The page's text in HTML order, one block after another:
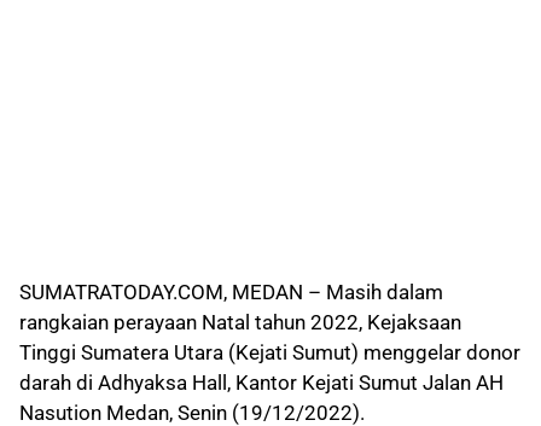
SUMATRATODAY.COM, MEDAN – Masih dalam
rangkaian perayaan Natal tahun 2022, Kejaksaan
Tinggi Sumatera Utara (Kejati Sumut) menggelar donor
darah di Adhyaksa Hall, Kantor Kejati Sumut Jalan AH
Nasution Medan, Senin (19/12/2022).